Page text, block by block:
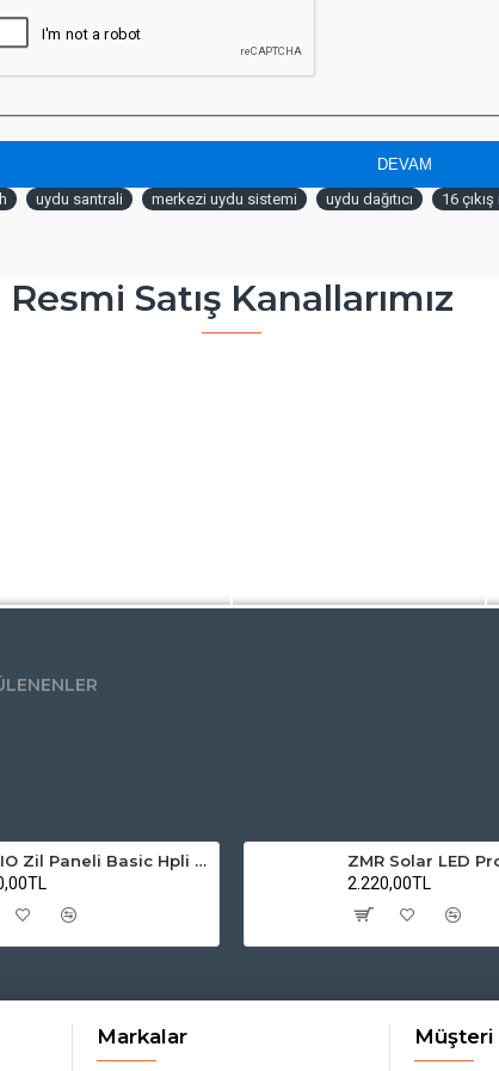
DEVAM
uydu santrali merkezi uydu sistemi uydu dağıtıcı 16
Resmi Satış Kanallarımız
AUDIO Zil Paneli Basic Hpli Çift Buton 20'li Sesli Apartman Diafon Kapı Paneli
2.220,00TL
Markalar